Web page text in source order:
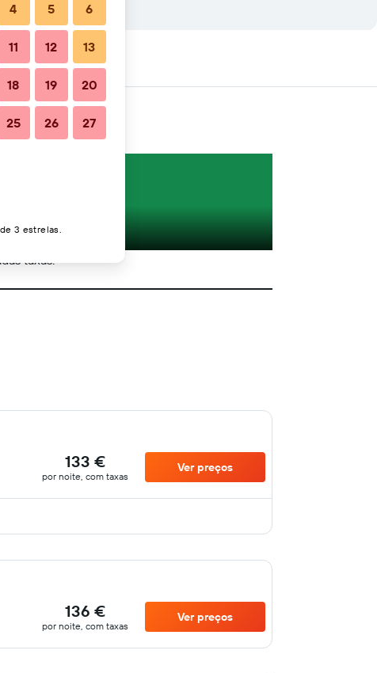
taxas.
133 €
por noite, com taxas
Ver preços
136 €
por noite, com taxas
Ver preços
4 5 6
11 12 13
18 19 20
25 26 27
3 estrelas.